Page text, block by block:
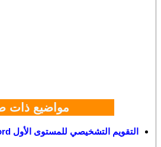
مواضيع ذات
التقويم التشخيصي للمستوى الأول word